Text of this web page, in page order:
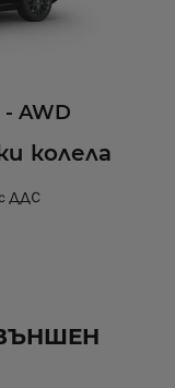
AWD
колела
ДДС